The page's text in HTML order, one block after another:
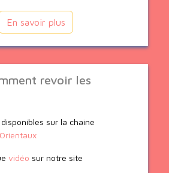
En savoir plus
revoir les
sur la chaine
vidéo sur notre site